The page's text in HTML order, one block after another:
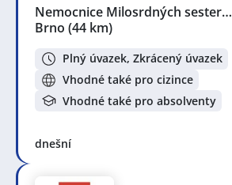
Nemocnice Milosrdných sester…
Brno (44 km)
Plný úvazek, Zkrácený úvazek
Vhodné také pro cizince
Vhodné také pro absolventy
dnešní